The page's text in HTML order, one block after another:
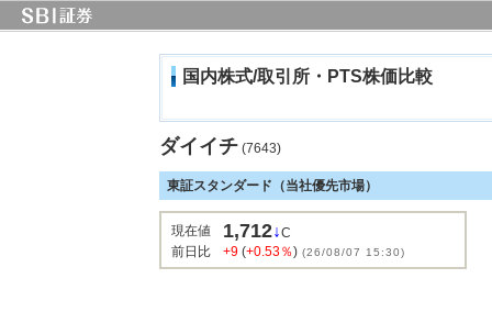
国内株式/取引所・PTS株価比較
ダイイチ (7643)
東証スタンダード（当社優先市場）
現在値 1,712↓C
前日比
+9 (+0.53％) (26/08/07 15:30)